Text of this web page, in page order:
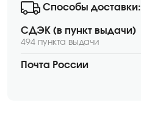
Способы доставки:
СДЭК (в пункт выдачи)
494 пункта выдачи
Почта России